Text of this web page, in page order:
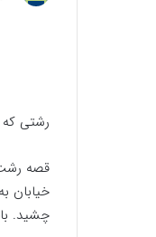
رشتی که
قصه
خیابان
چشید.